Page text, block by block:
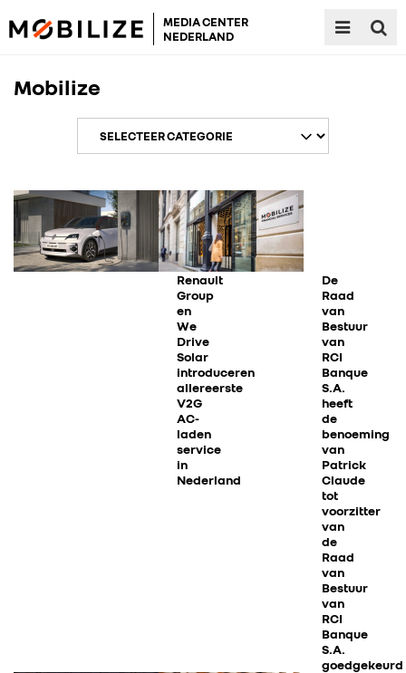
MEDIA CENTER
NEDERLAND
Mobilize
Renault
Group
en
We
Drive
Solar
introduceren
allereerste
V2G
AC-
laden
service
in
Nederland
De
Raad
van
Bestuur
van
RCI
Banque
S.A.
heeft
de
benoeming
van
Patrick
Claude
tot
voorzitter
van
de
Raad
van
Bestuur
van
RCI
Banque
S.A.
goedgekeurd